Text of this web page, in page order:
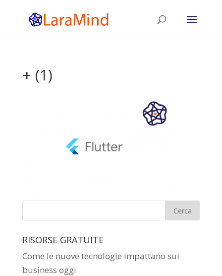
+ (1)
RISORSE GRATUITE
Come le nuove tecnologie impattano sui
business oggi